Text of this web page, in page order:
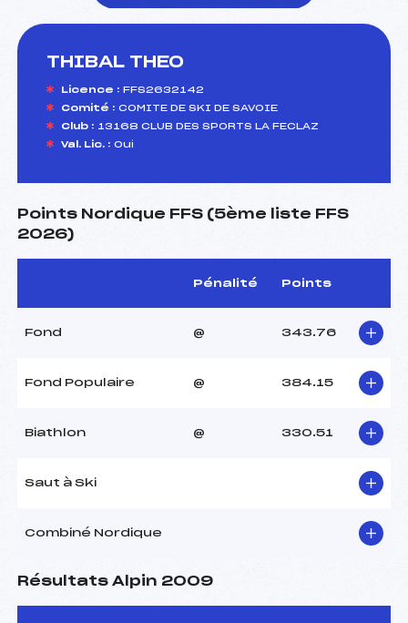
THIBAL THEO
Licence : FFS2632142
Comité : COMITE DE SKI DE SAVOIE
Club : 13168 CLUB DES SPORTS LA FECLAZ
Val. Lic. : Oui
Points Nordique FFS (5ème liste FFS
2026)
Pénalité Points
Fond @ 343.76
Fond Populaire @ 384.15
Biathlon @ 330.51
Saut à Ski
Combiné Nordique
Résultats Alpin 2009